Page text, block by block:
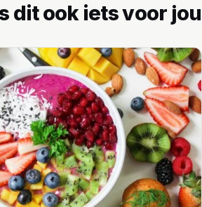
dit ook iets voor jou